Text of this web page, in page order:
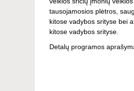
tausojamosios plėtros,
kitose vadybos srityse bei
kitose vadybos srityse.
Detalų programos